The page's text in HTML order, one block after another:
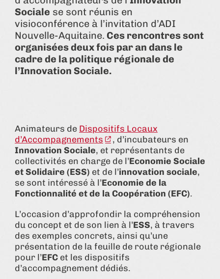
Sociale se sont réunis en
visioconférence à l’invitation d’ADI
Nouvelle-Aquitaine. Ces rencontres sont
organisées deux fois par an dans le
cadre de la politique régionale de
l’Innovation Sociale.
Animateurs de Dispositifs Locaux
d’Accompagnements
, d’incubateurs en
Innovation Sociale, et représentants de
collectivités en charge de l’Economie Sociale
et Solidaire (ESS) et de l’innovation sociale,
se sont intéressé à l’Economie de la
Fonctionnalité et de la Coopération (EFC).
L’occasion d’approfondir la compréhension
du concept et de son lien à l’ESS, à travers
des exemples concrets, ainsi qu’une
présentation de la feuille de route régionale
pour l’EFC et les dispositifs
d’accompagnement dédiés.